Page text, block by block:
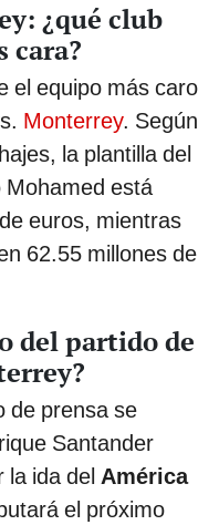
¿qué club
cara?
el equipo más caro
Monterrey. Según
la plantilla del
Mohamed está
euros, mientras
62.55 millones de
del partido de
de prensa se
Santander
la ida del América
el próximo